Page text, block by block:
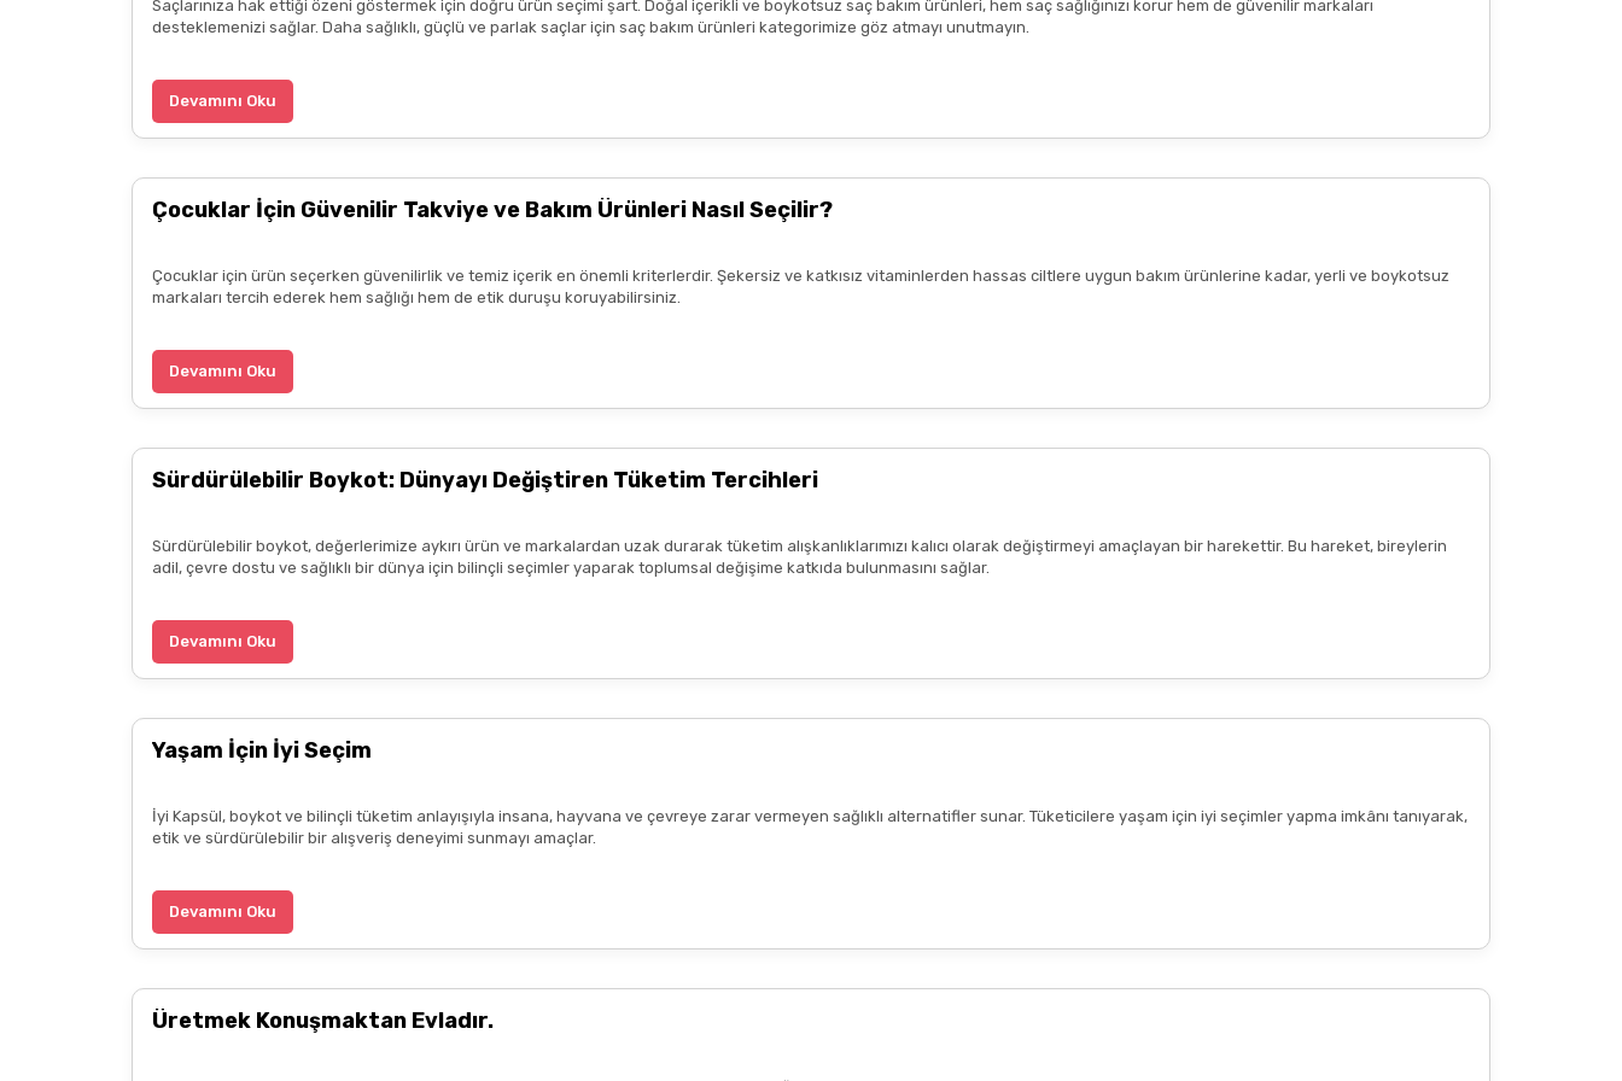
3.alışverişim çok memnunum boykot hassasiyeti ilk tercih sebebimdi iletişim ve
ürün hakkında detaylı bilgiler hızlı kargo bütün işleyiş çok güzel
B... P... | 11/04/2025
diliyorum.
Zeynep Akgöz | 25/03/2025
teşekkür ediyorum. Herkesin emeğine sağlık :)
Zeynep Akgöz | 25/03/2025
Deneyimini Paylaş
Saçlarınıza hak ettiği özeni göstermek için doğru ürün seçimi şart. Doğal içerikli ve boykotsuz saç bakım ürünleri, hem saç sağlığınızı korur hem de güvenilir markaları
desteklemenizi sağlar. Daha sağlıklı, güçlü ve parlak saçlar için saç bakım ürünleri kategorimize göz atmayı unutmayın.
Devamını Oku
Çocuklar İçin Güvenilir Takviye ve Bakım Ürünleri Nasıl Seçilir?
Çocuklar için ürün seçerken güvenilirlik ve temiz içerik en önemli kriterlerdir. Şekersiz ve katkısız vitaminlerden hassas ciltlere uygun bakım ürünlerine kadar, yerli ve boykotsuz
markaları tercih ederek hem sağlığı hem de etik duruşu koruyabilirsiniz.
Devamını Oku
Sürdürülebilir Boykot: Dünyayı Değiştiren Tüketim Tercihleri
Sürdürülebilir boykot, değerlerimize aykırı ürün ve markalardan uzak durarak tüketim alışkanlıklarımızı kalıcı olarak değiştirmeyi amaçlayan bir harekettir. Bu hareket, bireylerin
adil, çevre dostu ve sağlıklı bir dünya için bilinçli seçimler yaparak toplumsal değişime katkıda bulunmasını sağlar.
Devamını Oku
Yaşam İçin İyi Seçim
İyi Kapsül, boykot ve bilinçli tüketim anlayışıyla insana, hayvana ve çevreye zarar vermeyen sağlıklı alternatifler sunar. Tüketicilere yaşam için iyi seçimler yapma imkânı tanıyarak,
etik ve sürdürülebilir bir alışveriş deneyimi sunmayı amaçlar.
Devamını Oku
Üretmek Konuşmaktan Evladır.